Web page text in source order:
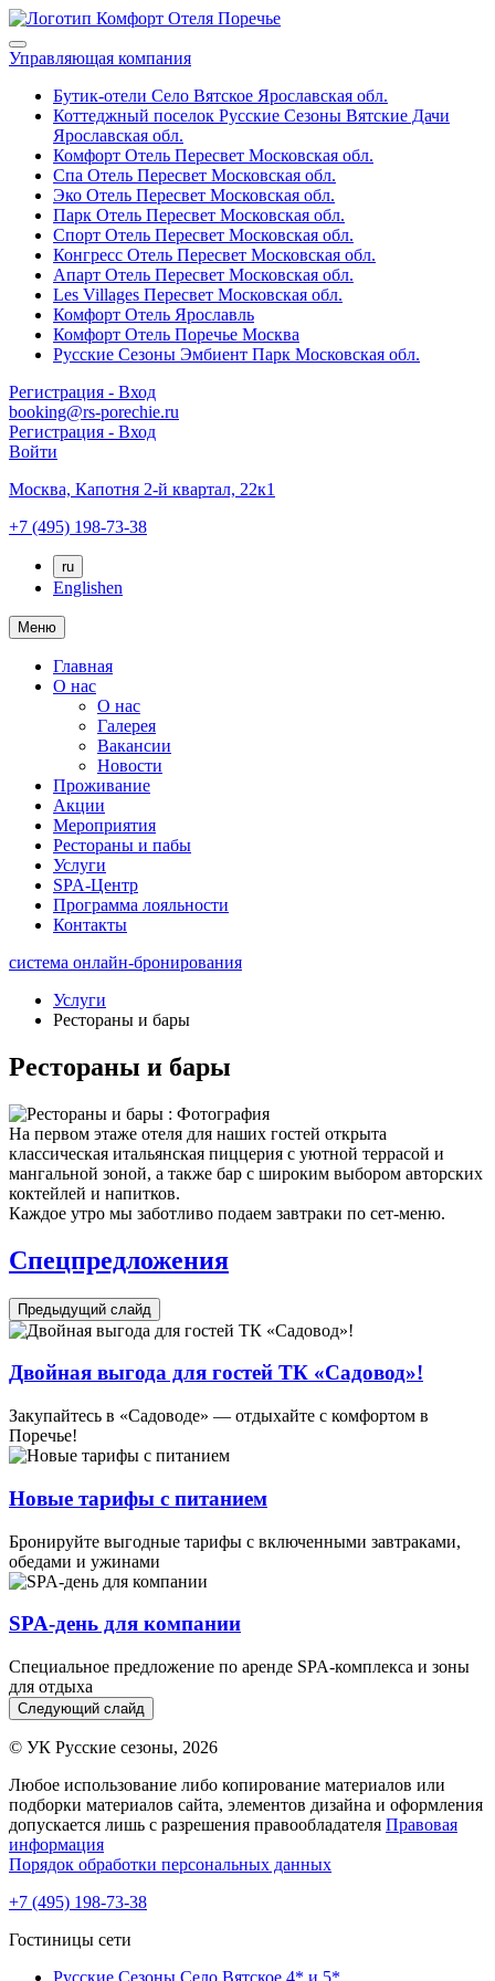
Управляющая компания
Бутик-отели Село Вятское Ярославская обл.
Коттеджный поселок Русские Сезоны Вятские Дачи
Ярославская обл.
Комфорт Отель Пересвет Московская обл.
Спа Отель Пересвет Московская обл.
Эко Отель Пересвет Московская обл.
Парк Отель Пересвет Московская обл.
Спорт Отель Пересвет Московская обл.
Конгресс Отель Пересвет Московская обл.
Апарт Отель Пересвет Московская обл.
Les Villages Пересвет Московская обл.
Комфорт Отель Ярославль
Комфорт Отель Поречье Москва
Русские Сезоны Эмбиент Парк Московская обл.
Регистрация - Вход
booking@rs-porechie.ru
Регистрация - Вход
Войти
Москва, Капотня 2-й квартал, 22к1
+7 (495) 198-73-38
ru
Englishen
Меню
Главная
О нас
О нас
Галерея
Вакансии
Новости
Проживание
Акции
Мероприятия
Рестораны и пабы
Услуги
SPA-Центр
Программа лояльности
Контакты
система онлайн-бронирования
Услуги
Рестораны и бары
Рестораны и бары
На первом этаже отеля для наших гостей открыта
классическая итальянская пиццерия с уютной террасой и
мангальной зоной, а также бар с широким выбором авторских
коктейлей и напитков.
Каждое утро мы заботливо подаем завтраки по сет-меню.
Спецпредложения
Предыдущий слайд
Двойная выгода для гостей ТК «Садовод»!
Закупайтесь в «Садоводе» — отдыхайте с комфортом в
Поречье!
Новые тарифы с питанием
Бронируйте выгодные тарифы с включенными завтраками,
обедами и ужинами
SPA-день для компании
Специальное предложение по аренде SPA-комплекса и зоны
для отдыха
Следующий слайд
© УК Русские сезоны, 2026
Любое использование либо копирование материалов или
подборки материалов сайта, элементов дизайна и оформления
допускается лишь с разрешения правообладателя Правовая
информация
Порядок обработки персональных данных
+7 (495) 198-73-38
Гостиницы сети
Русские Сезоны Село Вятское 4* и 5*